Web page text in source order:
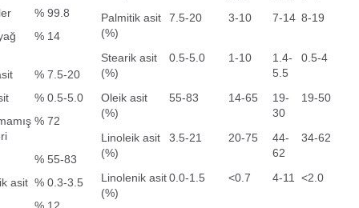
% 99.8
% 14
% 7.5-20
% 0.5-5.0
% 72
% 55-83
asit % 0.3-3.5
% 12
Palmitik asit
(%)
7.5-20 3-10 7-14 8-19
Stearik asit
(%)
0.5-5.0 1-10
1.4-
5.5
0.5-4
Oleik asit
(%)
55-83 14-65
19-
30
19-50
Linoleik asit
(%)
3.5-21 20-75
44-
62
34-62
Linolenik asit
(%)
0.0-1.5 <0.7 4-11 <2.0